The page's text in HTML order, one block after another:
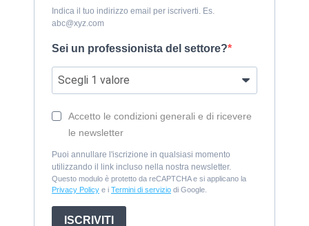
Indica il tuo indirizzo email per iscriverti. Es.
abc@xyz.com
Sei un professionista del settore?
Accetto le condizioni generali e di ricevere
le newsletter
Puoi annullare l'iscrizione in qualsiasi momento
utilizzando il link incluso nella nostra newsletter.
Questo modulo è protetto da reCAPTCHA e si applicano la
Privacy Policy e i Termini di servizio di Google.
ISCRIVITI